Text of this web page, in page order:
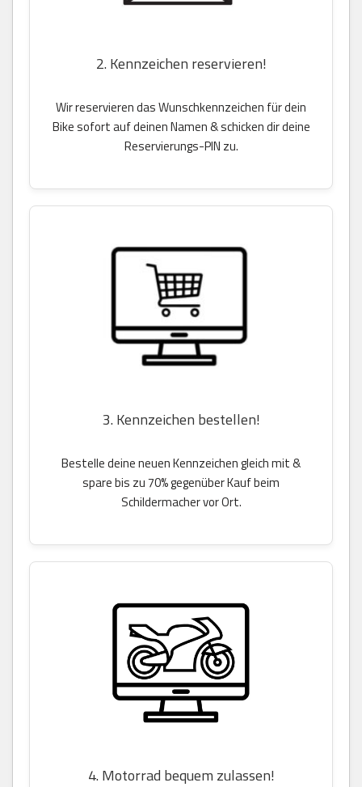
2. Kennzeichen reservieren!
Wir reservieren das Wunschkennzeichen für dein
Bike sofort auf deinen Namen & schicken dir deine
Reservierungs-PIN zu.
3. Kennzeichen bestellen!
Bestelle deine neuen Kennzeichen gleich mit &
spare bis zu 70% gegenüber Kauf beim
Schildermacher vor Ort.
4. Motorrad bequem zulassen!